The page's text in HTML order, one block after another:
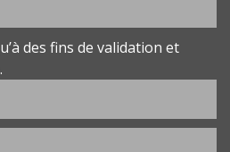
des fins de validation et